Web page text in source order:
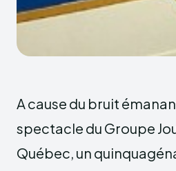
A cause du bruit
spectacle du Groupe
Québec, un